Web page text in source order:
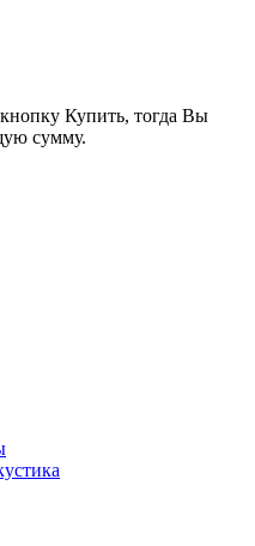
Купить, тогда Вы
сумму.